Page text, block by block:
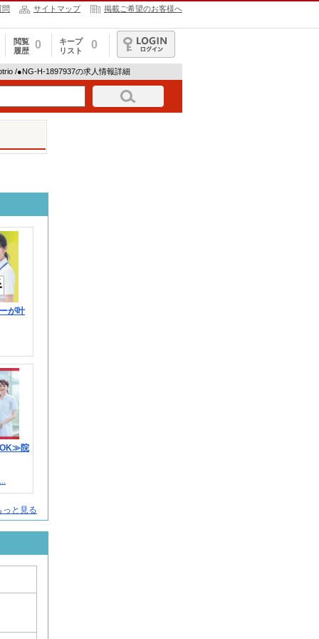
問 サイトマップ 掲載ご希望のお客様へ
閲覧
履歴
0
キープ
リスト
0
ログイン
/●NG-H-1897937の求人情報詳細
が叶
院
と見る